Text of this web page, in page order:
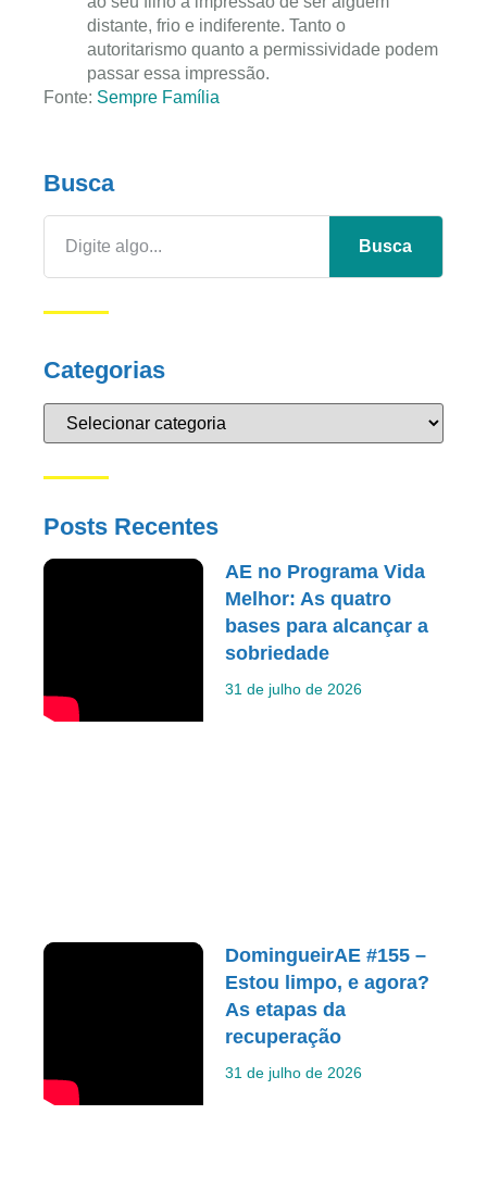
distante, frio e indiferente. Tanto o
autoritarismo quanto a permissividade podem
passar essa impressão.
Fonte: Sempre Família
Busca
Busca
Categorias
Posts Recentes
AE no Programa Vida
Melhor: As quatro
bases para alcançar a
sobriedade
31 de julho de 2026
DomingueirAE #155 –
Estou limpo, e agora?
As etapas da
recuperação
31 de julho de 2026